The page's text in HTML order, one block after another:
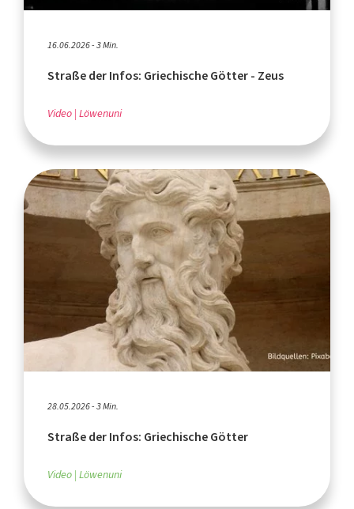
16.06.2026 - 3 Min.
Straße der Infos: Griechische Götter - Zeus
Video Löwenuni
28.05.2026 - 3 Min.
Straße der Infos: Griechische Götter
Video Löwenuni